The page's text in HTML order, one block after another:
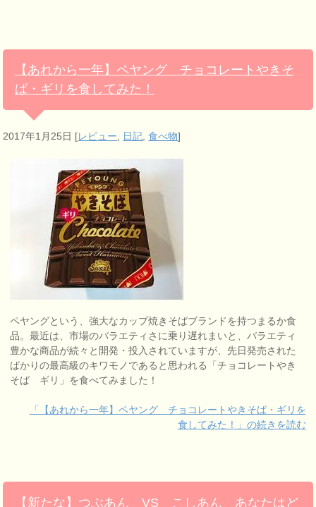
【あれから一年】ペヤング チョコレートやきそ
ば・ギリを食してみた！
2017年1月25日 [レビュー, 日記,食べ物]
ペヤングという、強大なカップ焼きそばブランドを持つまるか食
品。最近は、市場のバラエティさに乗り遅れまいと、バラエティ
豊かな商品が続々と開発・投入されていますが、先日発売された
ばかりの最高級のキワモノであると思われる「チョコレートやき
そば ギリ」を食べてみました！
「【あれから一年】ペヤング チョコレートやきそば・ギリを
食してみた！」の続きを読む
【新たな】つぶあん VS こしあん あなたはど